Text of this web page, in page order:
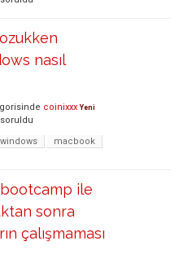
nasıl
coinixxx Yeni
soruldu
macbook
ile
sonra
çalışmaması